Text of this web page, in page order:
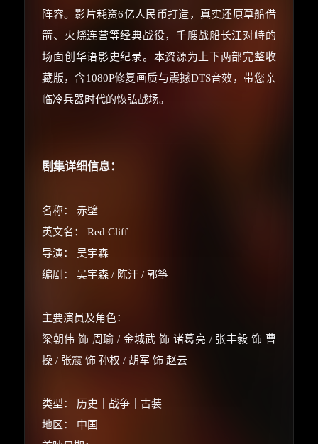
阵容。影片耗资6亿人民币打造，真实还原草船借
箭、火烧连营等经典战役，千艘战船长江对峙的
场面创华语影史纪录。本资源为上下两部完整收
藏版，含1080P修复画质与震撼DTS音效，带您亲
临冷兵器时代的恢弘战场。
剧集详细信息：
名称： 赤壁
英文名： Red Cliff
导演： 吴宇森
编剧： 吴宇森 / 陈汗 / 郭筝
主要演员及角色：
梁朝伟 饰 周瑜 / 金城武 饰 诸葛亮 / 张丰毅 饰 曹
操 / 张震 饰 孙权 / 胡军 饰 赵云
类型： 历史｜战争｜古装
地区： 中国